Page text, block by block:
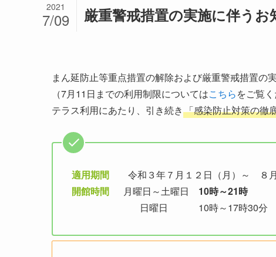
厳重警戒措置の実施に伴うお
2021
7/09
まん延防止等重点措置の解除および厳重警戒措置の
（7月11日までの利用制限についてはこちらをご覧く
テラス利用にあたり、引き続き 「感染防止対策の徹
適用期間 令和３年７月１２日（月）～ ８月
開館時間 月曜日～土曜日 10時～21時
日曜日 10時～17時30分